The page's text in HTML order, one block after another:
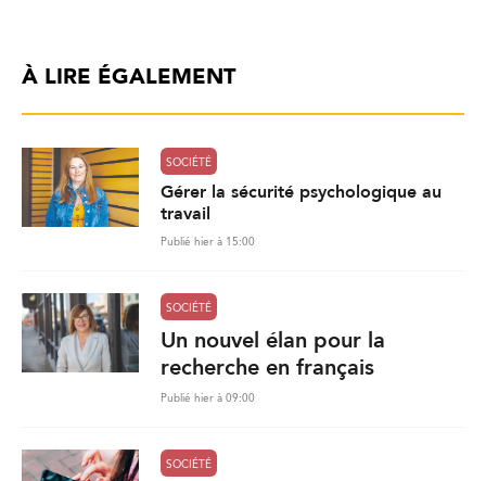
À LIRE ÉGALEMENT
SOCIÉTÉ
Gérer la sécurité psychologique au
travail
Publié hier à 15:00
SOCIÉTÉ
Un nouvel élan pour la
recherche en français
Publié hier à 09:00
SOCIÉTÉ